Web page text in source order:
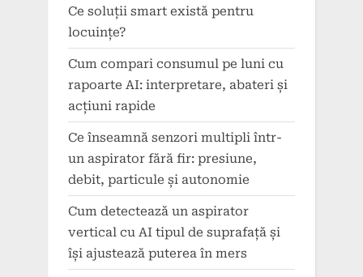
Ce soluții smart există pentru
locuințe?
Cum compari consumul pe luni cu
rapoarte AI: interpretare, abateri și
acțiuni rapide
Ce înseamnă senzori multipli într-
un aspirator fără fir: presiune,
debit, particule și autonomie
Cum detectează un aspirator
vertical cu AI tipul de suprafață și
își ajustează puterea în mers